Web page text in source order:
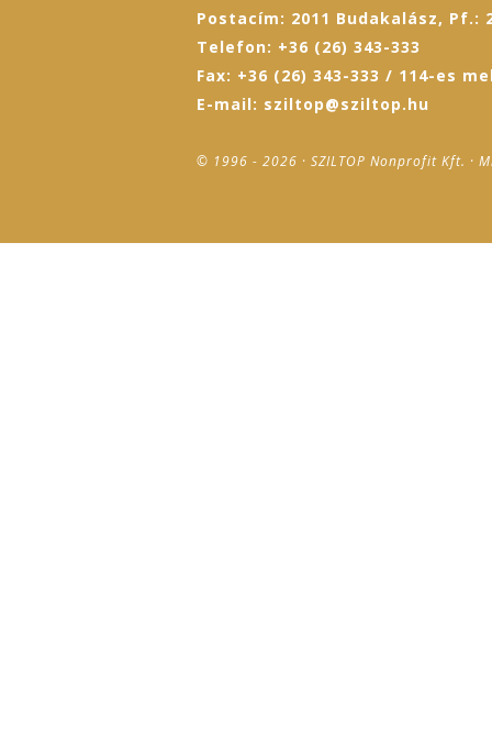
Postacím: 2011 Budakalász, Pf.:
Telefon: +36 (26) 343-333
Fax: +36 (26) 343-333 / 114-es
E-mail: sziltop@sziltop.hu
© 1996 - 2026 · SZILTOP Nonprofit Kft. ·